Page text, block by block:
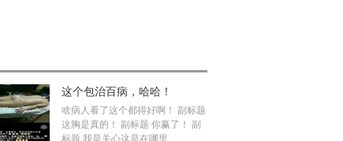
这个包治百病，哈哈！
啥病人看了这个都得好啊！ 副标题
这胸是真的！ 副标题 你赢了！ 副
标题 我是关心这是在哪里